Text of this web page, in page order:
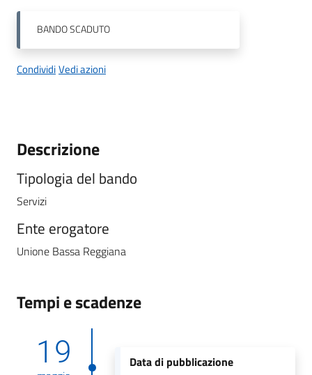
BANDOSCADUTO
CondividiVedi azioni
Descrizione
Tipologia del bando
Servizi
Ente erogatore
Unione Bassa Reggiana
Tempi e scadenze
19 Data di pubblicazione